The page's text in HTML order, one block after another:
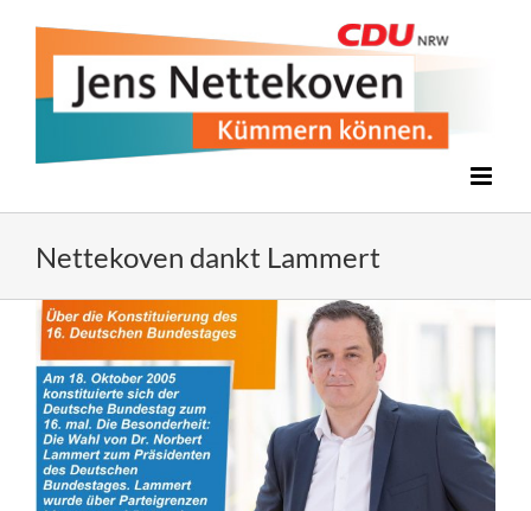
Nettekoven dankt Lammert
Zeige
grösseres
Bild